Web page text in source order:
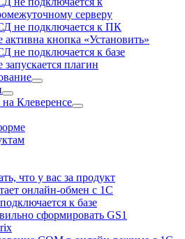
серверу
не подключается к ПК
активна кнопка «Установить»
не подключается к базе
запускается плагин
Клеверенсе
что у вас за продукт
онлайн-обмен с 1С
к базе
сформировать GS1